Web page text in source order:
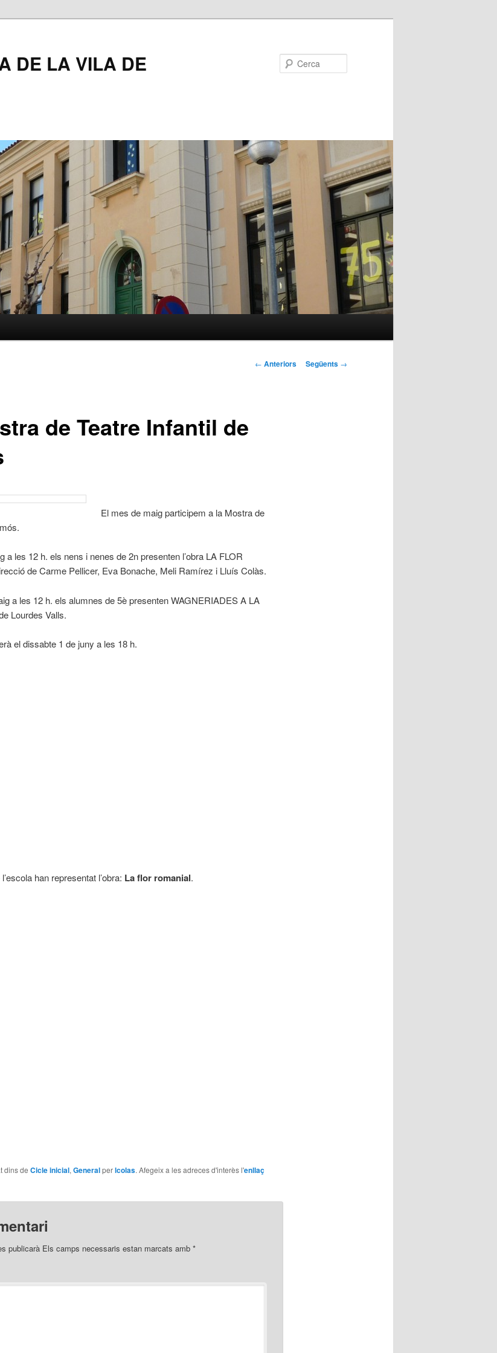
DE LA VILA DE
Navegació
← Anteriors Següents →
de Teatre Infantil de
El mes de maig participem a la Mostra de
a les 12 h. els nens i nenes de 2n presenten l’obra LA FLOR
de Carme Pellicer, Eva Bonache, Meli Ramírez i Lluís Colàs.
a les 12 h. els alumnes de 5è presenten WAGNERIADES A LA
Lourdes Valls.
el dissabte 1 de juny a les 18 h.
han representat l’obra: La flor romanial.
dins de Cicle inicial, Generalperlcolas. Afegeix a les adreces d'interès l'enllaç
publicaràEls camps necessaris estan marcats amb *